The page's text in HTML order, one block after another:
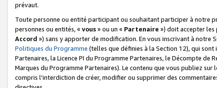
prévaut.
Toute personne ou entité participant ou souhaitant participer à notre
personnes ou entités, « vous» ou un « Partenaire ») doit accepter les
Accord ») sans y apporter de modification. En vous inscrivant à notre
Politiques du Programme (telles que définies à la Section 12), qui
Partenaires, la Licence PI du Programme Partenaires, le Décompte de
Marques du Programme Partenaires). Le contenu que vous publiez
compris l'interdiction de créer, modifier ou supprimer des